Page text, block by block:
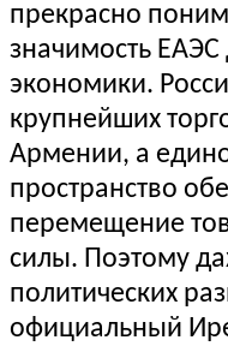
прекрасно
значимость
экономики.
крупнейших
Армении, а
пространство
перемещение
силы. Поэтому
политических
официальный